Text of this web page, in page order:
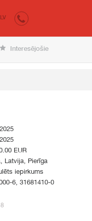
LV
Interesējošie
EUR
Latvija, Pierīga
iepirkums
6, 31681410-0